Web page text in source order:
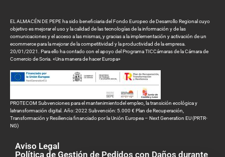
EL ALMACÉN DE PEPE ha sido beneficiaria del Fondo Europeo de Desarrollo Regional cuyo
objetivo es mejorar el uso y la calidad de las tecnologías de la información y de las
comunicaciones y el acceso a las mismas, y gracias a la implementación y activación de un
ecommerce para la mejorar de la competitividad y la productividad de la empresa.
20/01/2021. Para ello ha contado con el apoyo del Programa TICCámaras de la Cámara de
Comercio de Soria. «Una manera de hacer Europa»
PROTECOM Subvenciones para el mantenimientodel empleo, la transición ecológica y
latransformación digital. Año: 2022 Subvención: 5.000 € Plan de Recuperación,
Transformación y Resiliencia financiado por la Unión Europea – Next Generation EU (PRTR-
NG)
Aviso Legal
Política de Gestión de Pedidos con Daños durante